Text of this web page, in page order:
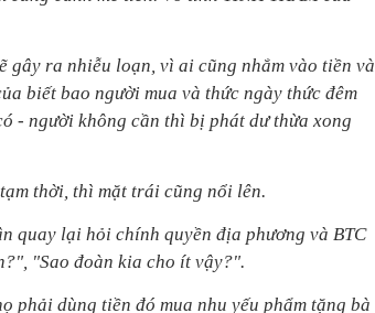
gây ra nhiễu loạn, vì ai cũng nhắm vào tiền và
biết bao người mua và thức ngày thức đêm
- người không cần thì bị phát dư thừa xong
thời, thì mặt trái cũng nổi lên.
quay lại hỏi chính quyền địa phương và BTC
"Sao đoàn kia cho ít vậy?".
phải dùng tiền đó mua nhu yếu phẩm tặng bà